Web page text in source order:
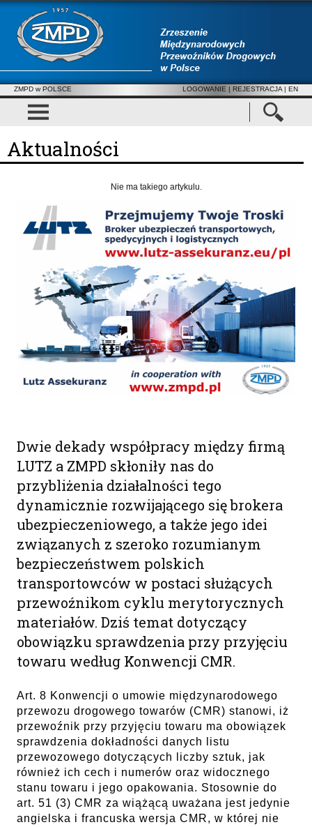
ZMPD w POLSCE LOGOWANIE | REJESTRACJA | EN
Aktualności
Nie ma takiego artykulu.
Dwie dekady współpracy między firmą
LUTZ a ZMPD skłoniły nas do
przybliżenia działalności tego
dynamicznie rozwijającego się brokera
ubezpieczeniowego, a także jego idei
związanych z szeroko rozumianym
bezpieczeństwem polskich
transportowców w postaci służących
przewoźnikom cyklu merytorycznych
materiałów. Dziś temat dotyczący
obowiązku sprawdzenia przy przyjęciu
towaru według Konwencji CMR.
Art. 8 Konwencji o umowie międzynarodowego
przewozu drogowego towarów (CMR) stanowi, iż
przewoźnik przy przyjęciu towaru ma obowiązek
sprawdzenia dokładności danych listu
przewozowego dotyczących liczby sztuk, jak
również ich cech i numerów oraz widocznego
stanu towaru i jego opakowania. Stosownie do
art. 51 (3) CMR za wiążącą uważana jest jedynie
angielska i francuska wersja CMR, w której nie